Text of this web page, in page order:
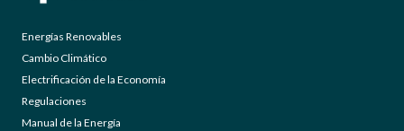
Energías Renovables
Cambio Climático
Electrificación de la Economía
Regulaciones
Manual de la Energía